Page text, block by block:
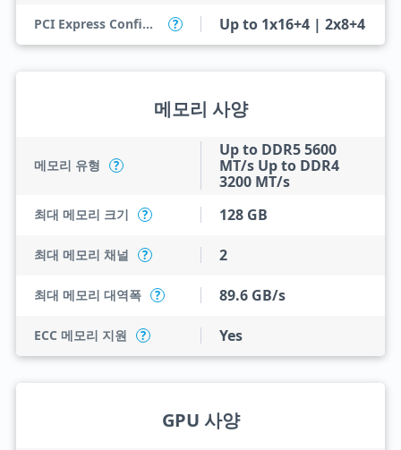
PCI Express Configurations ? Up to 1x16+4 | 2x8+4
메모리 사양
메모리 유형 ?
Up to DDR5 5600
MT/s Up to DDR4
3200 MT/s
최대 메모리 크기 ? 128 GB
최대 메모리 채널 ? 2
최대 메모리 대역폭 ? 89.6 GB/s
ECC 메모리 지원 ? Yes
GPU 사양